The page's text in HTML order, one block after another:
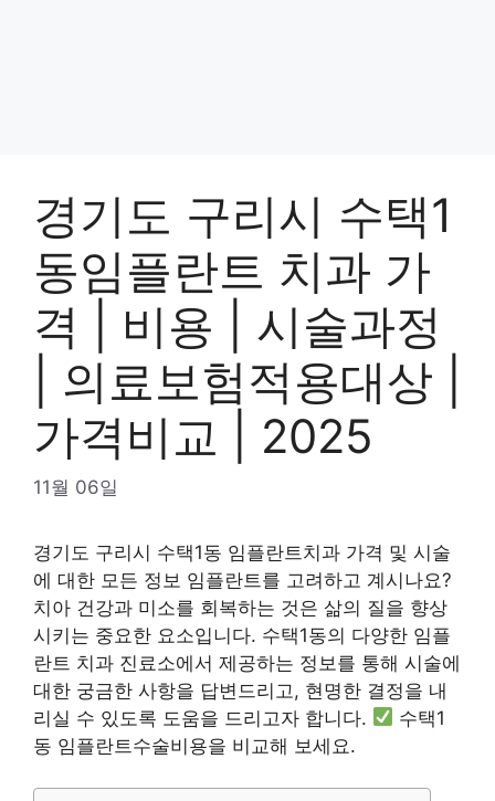
경기도 구리시 수택1
동임플란트 치과 가
격 | 비용 | 시술과정
| 의료보험적용대상 |
가격비교 | 2025
11월 06일
경기도 구리시 수택1동 임플란트치과 가격 및 시술
에 대한 모든 정보 임플란트를 고려하고 계시나요?
치아 건강과 미소를 회복하는 것은 삶의 질을 향상
시키는 중요한 요소입니다. 수택1동의 다양한 임플
란트 치과 진료소에서 제공하는 정보를 통해 시술에
대한 궁금한 사항을 답변드리고, 현명한 결정을 내
리실 수 있도록 도움을 드리고자 합니다.
수택1
동 임플란트수술비용을 비교해 보세요.